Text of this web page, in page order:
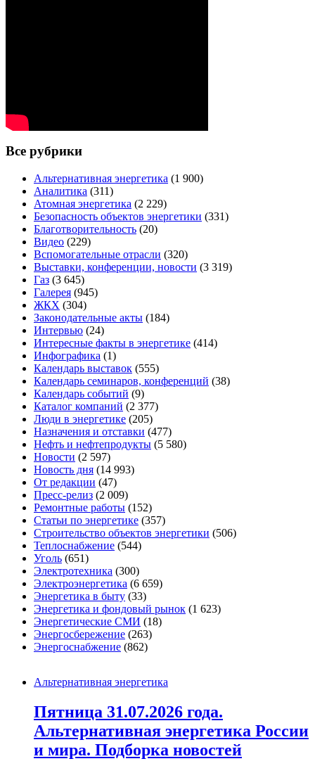
Все рубрики
Альтернативная энергетика (1 900)
Аналитика (311)
Атомная энергетика (2 229)
Безопасность объектов энергетики (331)
Благотворительность (20)
Видео (229)
Вспомогательные отрасли (320)
Выставки, конференции, новости (3 319)
Газ (3 645)
Галерея (945)
ЖКХ (304)
Законодательные акты (184)
Интервью (24)
Интересные факты в энергетике (414)
Инфографика (1)
Календарь выставок (555)
Календарь семинаров, конференций (38)
Календарь событий (9)
Каталог компаний (2 377)
Люди в энергетике (205)
Назначения и отставки (477)
Нефть и нефтепродукты (5 580)
Новости (2 597)
Новость дня (14 993)
От редакции (47)
Пресс-релиз (2 009)
Ремонтные работы (152)
Статьи по энергетике (357)
Строительство объектов энергетики (506)
Теплоснабжение (544)
Уголь (651)
Электротехника (300)
Электроэнергетика (6 659)
Энергетика в быту (33)
Энергетика и фондовый рынок (1 623)
Энергетические СМИ (18)
Энергосбережение (263)
Энергоснабжение (862)
Альтернативная энергетика
Пятница 31.07.2026 года.
Альтернативная энергетика России
и мира. Подборка новостей